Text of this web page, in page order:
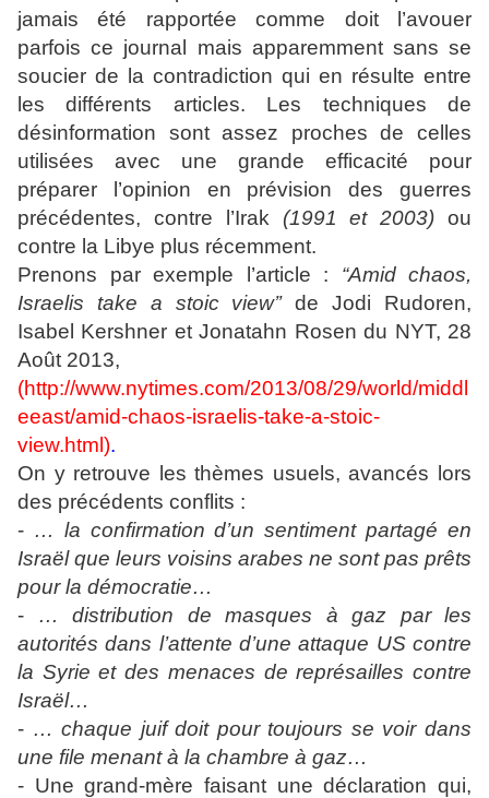
jamais été rapportée comme doit l’avouer
parfois ce journal mais apparemment sans se
soucier de la contradiction qui en résulte entre
les différents articles. Les techniques de
désinformation sont assez proches de celles
utilisées avec une grande efficacité pour
préparer l’opinion en prévision des guerres
précédentes, contre l’Irak (1991 et 2003) ou
contre la Libye plus récemment.
Prenons par exemple l’article : “Amid chaos,
Israelis take a stoic view’’de Jodi Rudoren,
Isabel Kershner et Jonatahn Rosen du NYT, 28
Août 2013,
(http://www.nytimes.com/2013/08/29/world/middl
eeast/amid-chaos-israelis-take-a-stoic-
view.html ).
On y retrouve les thèmes usuels, avancés lors
des précédents conflits :
- … la confirmation d’un sentiment partagé en
Israël que leurs voisins arabes ne sont pas prêts
pour la démocratie…
-
… distribution de masques à gaz par les
autorités dans l’attente d’une attaque US contre
la Syrie et des menaces de représailles contre
Israël…
- … chaque juif doit pour toujours se voir dans
une file menant à la chambre à gaz…
- Une grand-mère faisant une déclaration qui,